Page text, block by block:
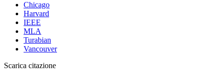
Chicago
Harvard
IEEE
MLA
Turabian
Vancouver
Scarica citazione